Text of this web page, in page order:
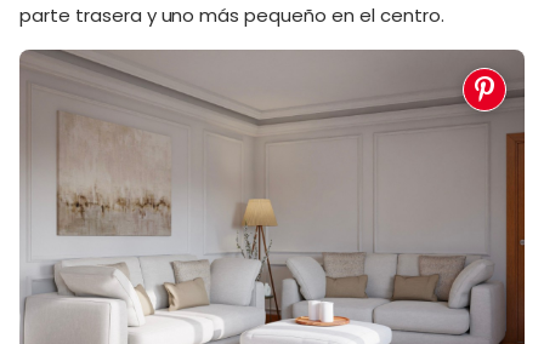
parte trasera y uno más pequeño en el centro.